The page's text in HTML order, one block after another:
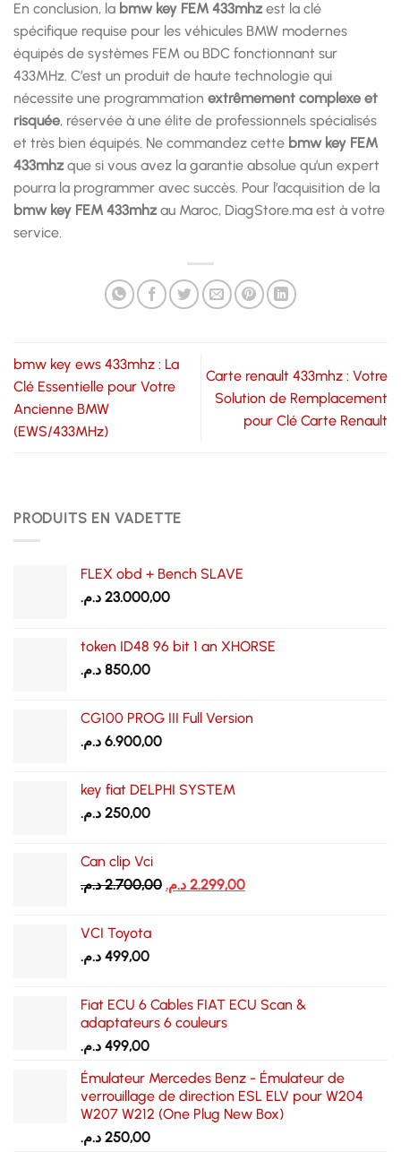
En conclusion, la bmw key FEM 433mhz est la clé
spécifique requise pour les véhicules BMW modernes
équipés de systèmes FEM ou BDC fonctionnant sur
433MHz. C’est un produit de haute technologie qui
nécessite une programmation extrêmement complexe et
risquée, réservée à une élite de professionnels spécialisés
et très bien équipés. Ne commandez cette bmw key FEM
433mhz que si vous avez la garantie absolue qu’un expert
pourra la programmer avec succès. Pour l’acquisition de la
bmw key FEM 433mhz au Maroc, DiagStore.ma est à votre
service.
bmw key ews 433mhz : La
Clé Essentielle pour Votre
Ancienne BMW
(EWS/433MHz)
Carte renault 433mhz : Votre
Solution de Remplacement
pour Clé Carte Renault
PRODUITS EN VADETTE
FLEX obd + Bench SLAVE
23.000,00 د.م.
token ID48 96 bit 1 an XHORSE
850,00 د.م.
CG100 PROG III Full Version
6.900,00 د.م.
key fiat DELPHI SYSTEM
250,00 د.م.
Can clip Vci
2.700,00 د.م.
Le
2.299,00 د.م.
Le
VCI Toyota
499,00 د.م.
Fiat ECU 6 Cables FIAT ECU Scan &
adaptateurs 6 couleurs
499,00 د.م.
Émulateur Mercedes Benz - Émulateur de
verrouillage de direction ESL ELV pour W204
W207 W212 (One Plug New Box)
250,00 د.م.